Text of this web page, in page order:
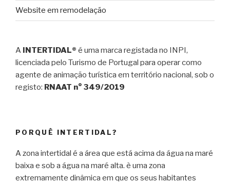
Website em remodelação
A INTERTIDAL® é uma marca registada no INPI,
licenciada pelo Turismo de Portugal para operar como
agente de animação turística em território nacional, sob o
registo: RNAAT n° 349/2019
PORQUÊ INTERTIDAL?
A zona intertidal é a área que está acima da água na maré
baixa e sob a água na maré alta. è uma zona
extremamente dinâmica em que os seus habitantes